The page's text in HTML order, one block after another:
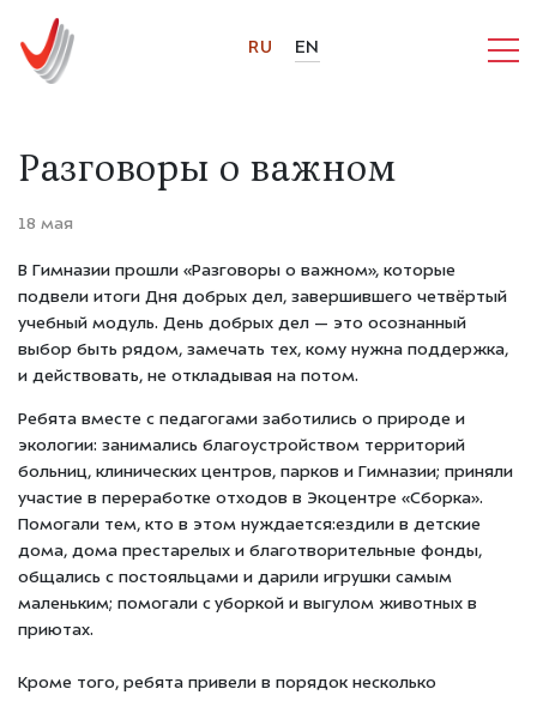
RU EN
Разговоры о важном
18 мая
В Гимназии прошли «Разговоры о важном», которые
подвели итоги Дня добрых дел, завершившего четвёртый
учебный модуль. День добрых дел — это осознанный
выбор быть рядом, замечать тех, кому нужна поддержка,
и действовать, не откладывая на потом.
Ребята вместе с педагогами заботились о природе и
экологии: занимались благоустройством территорий
больниц, клинических центров, парков и Гимназии; приняли
участие в переработке отходов в Экоцентре «Сборка».
Помогали тем, кто в этом нуждается:ездили в детские
дома, дома престарелых и благотворительные фонды,
общались с постояльцами и дарили игрушки самым
маленьким; помогали с уборкой и выгулом животных в
приютах.
Кроме того, ребята привели в порядок несколько